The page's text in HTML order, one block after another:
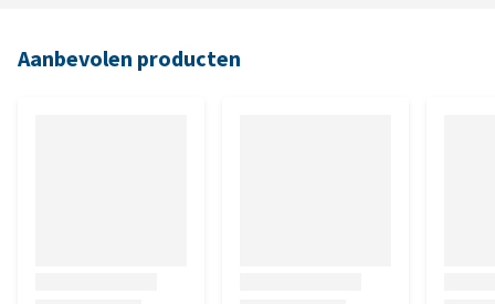
Aanbevolen producten